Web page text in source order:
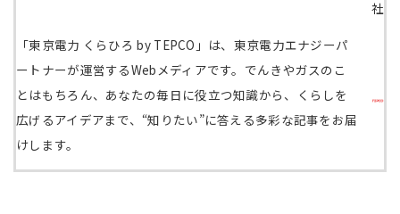
社
「東京電力 くらひろ by TEPCO」は、東京電力エナジーパ
ートナーが運営するWebメディアです。でんきやガスのこ
とはもちろん、あなたの毎日に役立つ知識から、くらしを
広げるアイデアまで、“知りたい”に答える多彩な記事をお届
けします。